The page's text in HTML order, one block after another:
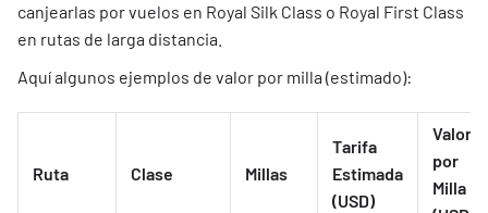
canjearlas por vuelos en Royal Silk Class o Royal First Class
en rutas de larga distancia.
Aquí algunos ejemplos de valor por milla (estimado):
Ruta Clase Millas
Tarifa
Estimada
(USD)
Valor
por
Milla